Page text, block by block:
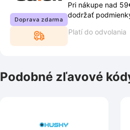
Doprava zdarma
Pri nákupe nad
dodržať
Platí do odvolania
Podobné zľavové